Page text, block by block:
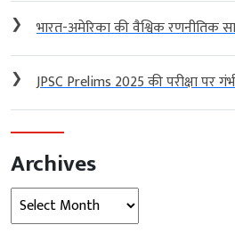
❯ भारत-अमेरिका की वैश्विक रणनीतिक
❯ JPSC Prelims 2025 की परीक्षा पर
Archives
Archives